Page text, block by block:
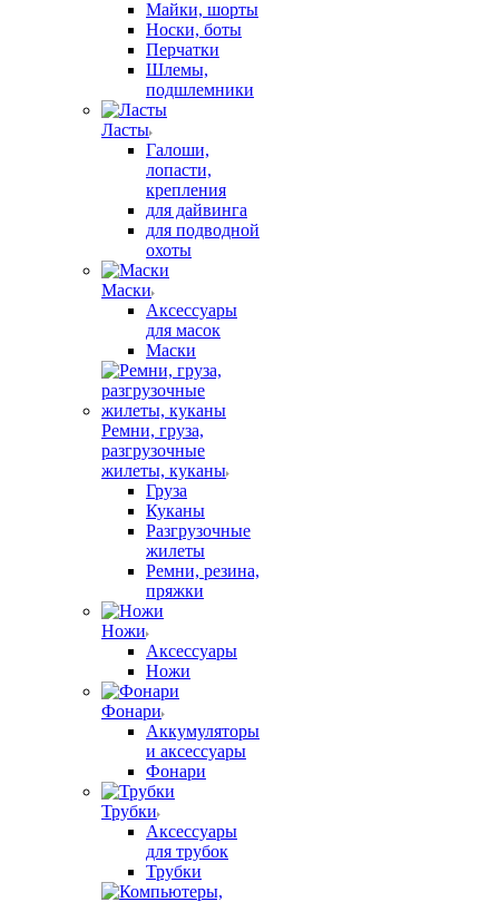
Майки, шорты
Носки, боты
Перчатки
Шлемы,
подшлемники
Ласты
Галоши,
лопасти,
крепления
для дайвинга
для подводной
охоты
Маски
Аксессуары
для масок
Маски
Ремни, груза,
разгрузочные
жилеты, куканы
Груза
Куканы
Разгрузочные
жилеты
Ремни, резина,
пряжки
Ножи
Аксессуары
Ножи
Фонари
Аккумуляторы
и аксессуары
Фонари
Трубки
Аксессуары
для трубок
Трубки